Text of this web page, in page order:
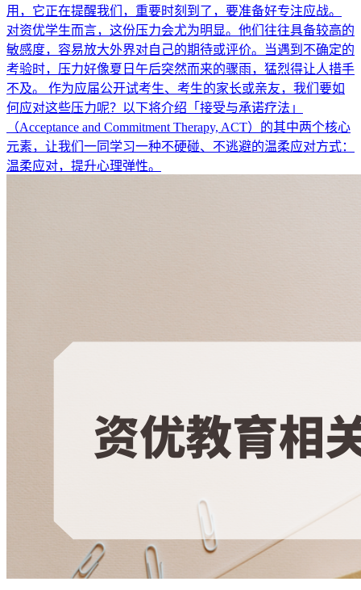
用，它正在提醒我们，重要时刻到了，要准备好专注应战。
对资优学生而言，这份压力会尤为明显。他们往往具备较高的
敏感度，容易放大外界对自己的期待或评价。当遇到不确定的
考验时，压力好像夏日午后突然而来的骤雨，猛烈得让人措手
不及。 作为应届公开试考生、考生的家长或亲友，我们要如
何应对这些压力呢？以下将介绍「接受与承诺疗法」
（Acceptance and Commitment Therapy, ACT）的其中两个核心
元素，让我们一同学习一种不硬碰、不逃避的温柔应对方式：
温柔应对，提升心理弹性。